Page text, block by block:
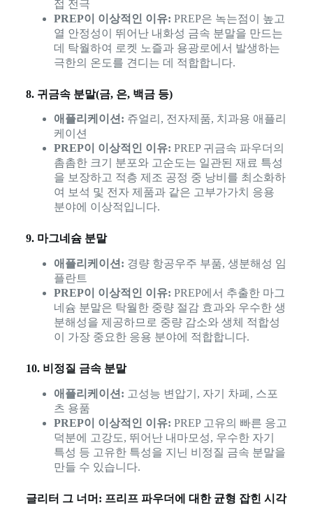
접 전극
PREP이 이상적인 이유: PREP은 녹는점이 높고
열 안정성이 뛰어난 내화성 금속 분말을 만드는
데 탁월하여 로켓 노즐과 용광로에서 발생하는
극한의 온도를 견디는 데 적합합니다.
8. 귀금속 분말(금, 은, 백금 등)
애플리케이션: 쥬얼리, 전자제품, 치과용 애플리
케이션
PREP이 이상적인 이유: PREP 귀금속 파우더의
촘촘한 크기 분포와 고순도는 일관된 재료 특성
을 보장하고 적층 제조 공정 중 낭비를 최소화하
여 보석 및 전자 제품과 같은 고부가가치 응용
분야에 이상적입니다.
9. 마그네슘 분말
애플리케이션: 경량 항공우주 부품, 생분해성 임
플란트
PREP이 이상적인 이유: PREP에서 추출한 마그
네슘 분말은 탁월한 중량 절감 효과와 우수한 생
분해성을 제공하므로 중량 감소와 생체 적합성
이 가장 중요한 응용 분야에 적합합니다.
10. 비정질 금속 분말
애플리케이션: 고성능 변압기, 자기 차폐, 스포
츠 용품
PREP이 이상적인 이유: PREP 고유의 빠른 응고
덕분에 고강도, 뛰어난 내마모성, 우수한 자기
특성 등 고유한 특성을 지닌 비정질 금속 분말을
만들 수 있습니다.
글리터 그 너머: 프리프 파우더에 대한 균형 잡힌 시각